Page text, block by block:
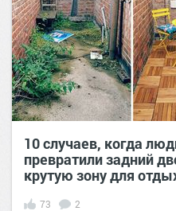
10 случаев, когда
превратили задний
крутую зону для
73 2